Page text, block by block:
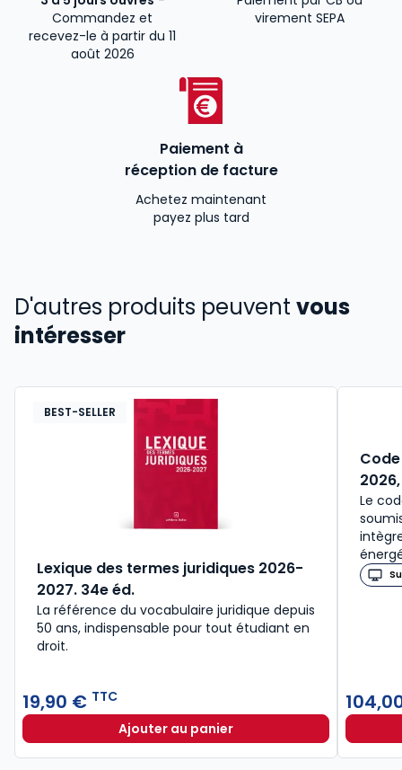
Commandez et
recevez-le à partir du 11
août 2026
virement SEPA
Paiement à
réception de facture
Achetez maintenant
payez plus tard
D'autres produits peuvent vous
intéresser
BEST-SELLER
Lexique des termes juridiques 2026-
2027. 34e éd.
La référence du vocabulaire juridique depuis
50 ans, indispensable pour tout étudiant en
droit.​
19,90 € TTC
Ajouter au panierLexique des termes juridiques
Le